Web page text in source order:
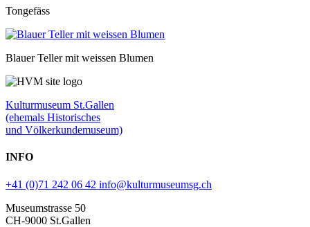
Tongefäss
Blauer Teller mit weissen Blumen
Kulturmuseum St.Gallen
(ehemals Historisches
und Völkerkundemuseum)
INFO
+41 (0)71 242 06 42 info@kulturmuseumsg.ch
Museumstrasse 50
CH-9000 St.Gallen